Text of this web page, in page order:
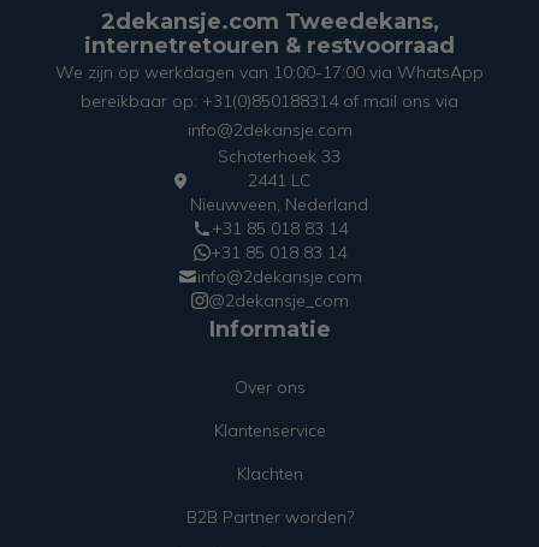
2dekansje.com Tweedekans,
internetretouren & restvoorraad
We zijn op werkdagen van 10:00-17:00 via WhatsApp
bereikbaar op: +31(0)850188314 of mail ons via
info@2dekansje.com
Schoterhoek 33
2441 LC
Nieuwveen, Nederland
+31 85 018 83 14
+31 85 018 83 14
info@2dekansje.com
@2dekansje_com
Informatie
Over ons
Klantenservice
Klachten
B2B Partner worden?